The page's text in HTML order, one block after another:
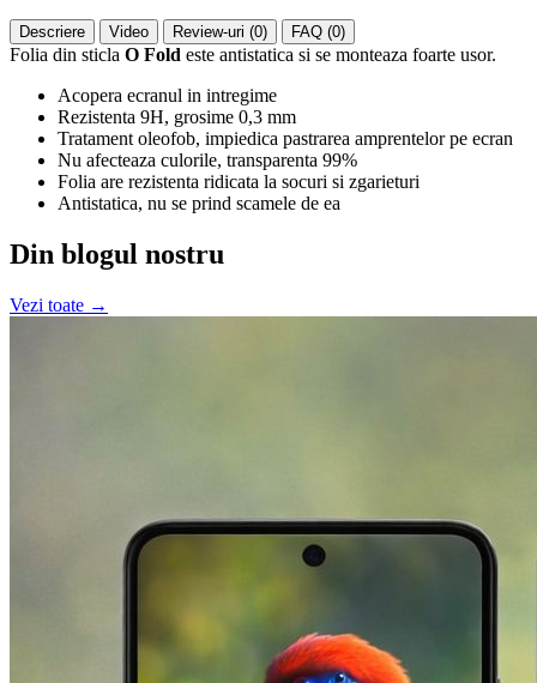
Descriere Video Review-uri (0) FAQ (0)
Folia din sticla O Fold este antistatica si se monteaza foarte usor.
Acopera ecranul in intregime
Rezistenta 9H, grosime 0,3 mm
Tratament oleofob, impiedica pastrarea amprentelor pe ecran
Nu afecteaza culorile, transparenta 99%
Folia are rezistenta ridicata la socuri si zgarieturi
Antistatica, nu se prind scamele de ea
Din blogul nostru
Vezi toate →